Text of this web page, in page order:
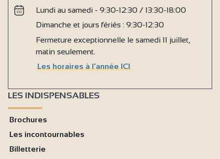
Lundi au samedi - 9:30-12:30 / 13:30-18:00
Dimanche et jours fériés : 9:30-12:30
Fermeture exceptionnelle le samedi 11 juillet,
matin seulement.
Les horaires à l'année ICI
LES INDISPENSABLES
Brochures
Les incontournables
Billetterie